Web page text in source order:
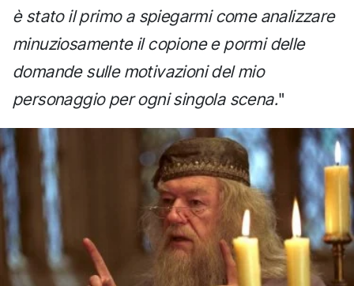
è stato il primo a spiegarmi come analizzare
minuziosamente il copione e pormi delle
domande sulle motivazioni del mio
personaggio per ogni singola scena."